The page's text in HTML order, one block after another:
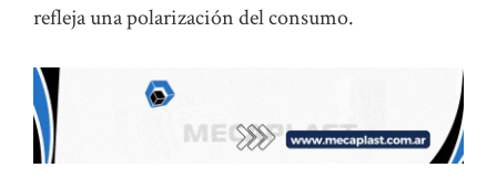
refleja una polarización del consumo.